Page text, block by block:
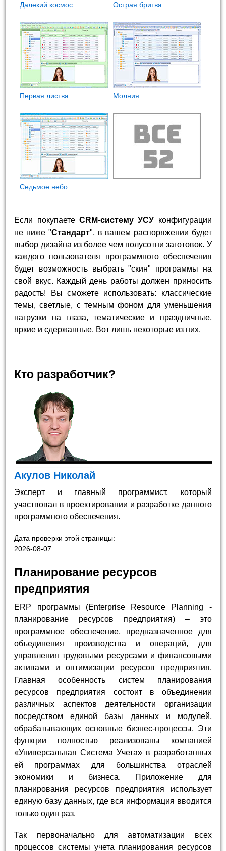
Далекий космос Острая бритва
Первая листва Молния
Седьмое небо
Если покупаете CRM-систему УСУ конфигурации
не ниже "Стандарт", в вашем распоряжении будет
выбор дизайна из более чем полусотни заготовок. У
каждого пользователя программного обеспечения
будет возможность выбрать "скин" программы на
свой вкус. Каждый день работы должен приносить
радость! Вы сможете использовать: классические
темы, светлые, с темным фоном для уменьшения
нагрузки на глаза, тематические и праздничные,
яркие и сдержанные. Вот лишь некоторые из них.
Кто разработчик?
Акулов Николай
Эксперт и главный программист, который
участвовал в проектировании и разработке данного
программного обеспечения.
Дата проверки этой страницы:
2026-08-07
Планирование ресурсов
предприятия
ERP программы (Enterprise Resource Planning -
планирование ресурсов предприятия) – это
программное обеспечение, предназначенное для
объединения производства и операций, для
управления трудовыми ресурсами и финансовыми
активами и оптимизации ресурсов предприятия.
Главная особенность систем планирования
ресурсов предприятия состоит в объединении
различных аспектов деятельности организации
посредством единой базы данных и модулей,
обрабатывающих основные бизнес-процессы. Эти
функции полностью реализованы компанией
«Универсальная Система Учета» в разработанных
ей программах для большинства отраслей
экономики и бизнеса. Приложение для
планирования ресурсов предприятия использует
единую базу данных, где вся информация вводится
только один раз.
Так первоначально для автоматизации всех
процессов системы учета планирования ресурсов